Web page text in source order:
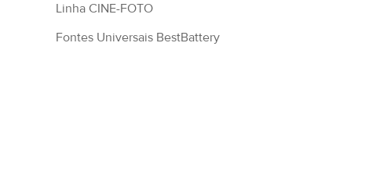
Linha CINE-FOTO
Fontes Universais BestBattery